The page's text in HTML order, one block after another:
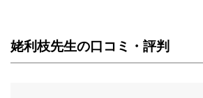
姥利枝先生の口コミ・評判